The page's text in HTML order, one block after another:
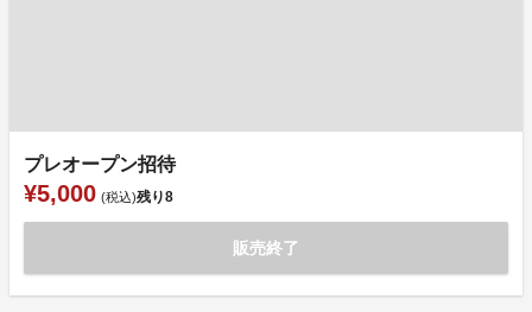
プレオープン招待
¥5,000 (税込)残り8
販売終了